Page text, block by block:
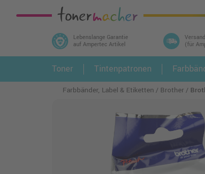
Lebenslange Garantie
auf Ampertec Artikel
(für
In 3 einfachen Schritten ihr Druckermodell
und alle dazu passenden Artikel finden ➤
Toner Tintenpatronen
Farbbänder, Label & Etiketten Brother